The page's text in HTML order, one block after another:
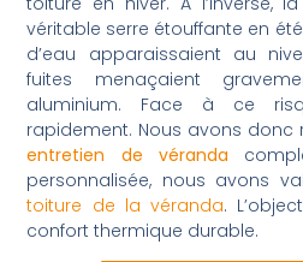
véritable serre étouffante en
d’eau apparaissaient au
fuites menaçaient
aluminium. Face à ce
rapidement. Nous avons donc
entretien de véranda
personnalisée, nous avons
toiture de la véranda.
confort thermique durable.